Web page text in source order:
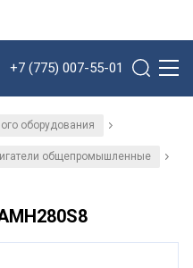
+7 (775) 007-55-01
оборудования /
общепромышленные /